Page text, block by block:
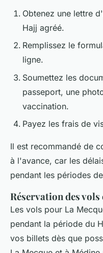
Obtenez une lettre
Hajj agréé.
Remplissez le
ligne.
Soumettez les
passeport, une
vaccination.
Payez les frais de
Il est recommandé de
à l'avance, car les
pendant les périodes
Réservation des
Les vols pour La
pendant la période du
vos billets dès que